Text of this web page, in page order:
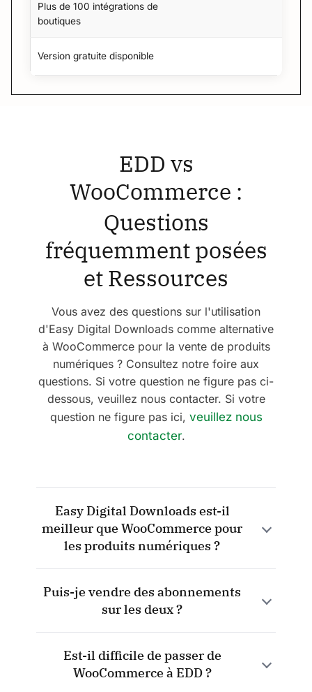
Plus de 100 intégrations de
boutiques
Version gratuite disponible
EDD vs
WooCommerce :
Questions
fréquemment posées
etRessources
Vous avez des questions sur l'utilisation
d'Easy Digital Downloads comme alternative
à WooCommerce pour la vente de produits
numériques ? Consultez notre foire aux
questions. Si votre question ne figure pas ci-
dessous, veuillez nous contacter. Si votre
question ne figure pas ici, veuillez nous
contacter.
Easy Digital Downloads est-il
meilleur que WooCommerce pour
les produits numériques ?
vendre des articles physiques, il contient
beaucoup de « superflus » dont les vendeurs
de produits numériques n'ont pas besoin.
produits numériques, ce qui le rend plus
rapide, plus facile à configurer et plus
Puis-je vendre des abonnements
sur les deux ?
généralement l'extension « WooCommerce
Subscriptions », qui représente un coût
Est-il difficile de passer de
WooCommerce à EDD ?